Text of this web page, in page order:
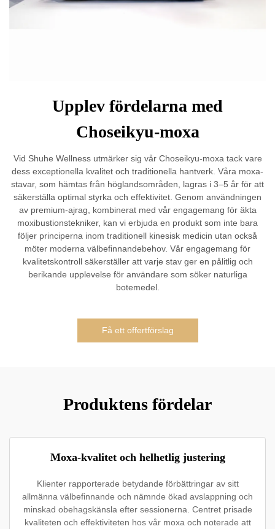
Upplev fördelarna med
Choseikyu-moxa
Vid Shuhe Wellness utmärker sig vår Choseikyu-moxa tack vare
dess exceptionella kvalitet och traditionella hantverk. Våra moxa-
stavar, som hämtas från höglandsområden, lagras i 3–5 år för att
säkerställa optimal styrka och effektivitet. Genom användningen
av premium-ajrag, kombinerat med vår engagemang för äkta
moxibustionstekniker, kan vi erbjuda en produkt som inte bara
följer principerna inom traditionell kinesisk medicin utan också
möter moderna välbefinnandebehov. Vår engagemang för
kvalitetskontroll säkerställer att varje stav ger en pålitlig och
berikande upplevelse för användare som söker naturliga
botemedel.
Få ett offertförslag
Produktens fördelar
Moxa-kvalitet och helhetlig justering
Klienter rapporterade betydande förbättringar av sitt
allmänna välbefinnande och nämnde ökad avslappning och
minskad obehagskänsla efter sessionerna. Centret prisade
kvaliteten och effektiviteten hos vår moxa och noterade att